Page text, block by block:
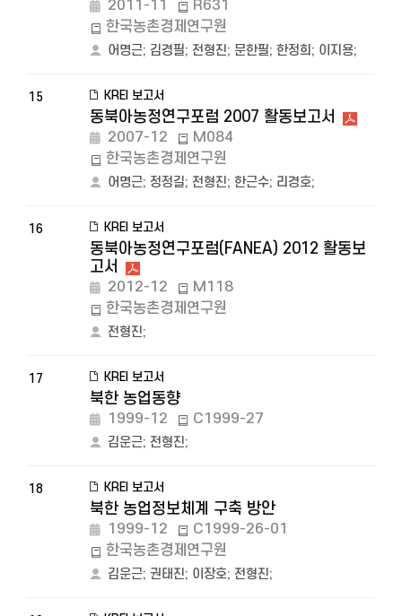
2011-11
R631
한국농촌경제연구원
어명근; 김경필; 전형진; 문한필; 한정희 ; 이지용;
15 KREI 보고서
동북아농정연구포럼 2007 활동보고서
2007-12
M084
한국농촌경제연구원
어명근; 정정길; 전형진; 한근수; 리경호;
16 KREI 보고서
동북아농정연구포럼(FANEA) 2012 활동보
고서
2012-12
M118
한국농촌경제연구원
전형진;
17 KREI 보고서
북한 농업동향
1999-12 C1999-27
김운근; 전형진;
18 KREI 보고서
북한 농업정보체계 구축 방안
1999-12
C1999-26-01
한국농촌경제연구원
김운근; 권태진; 이장호; 전형진;